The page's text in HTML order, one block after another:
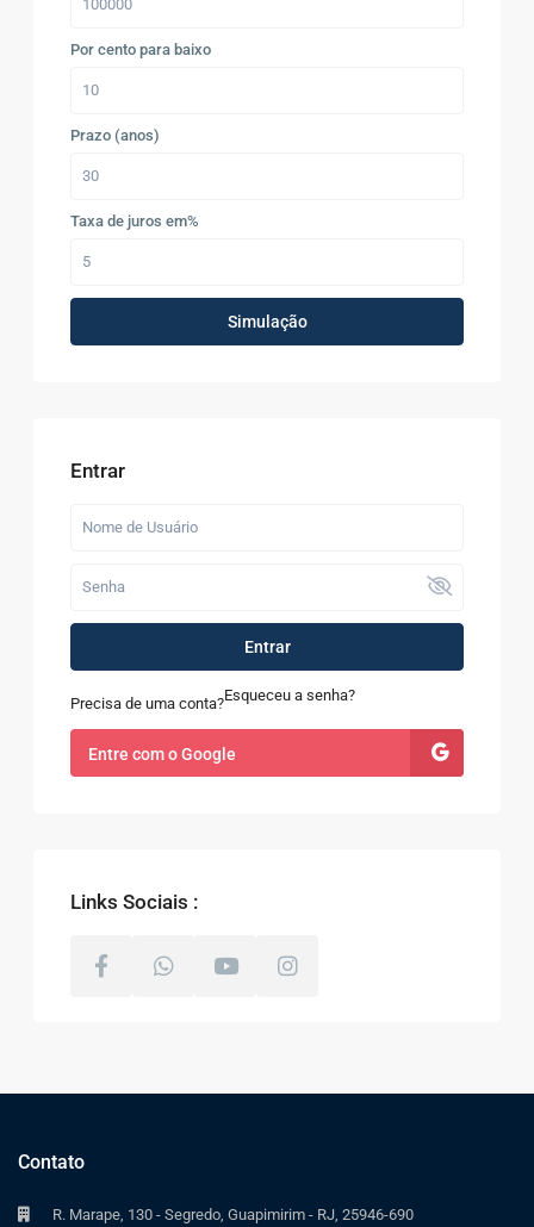
Por cento para baixo
Prazo (anos)
Taxa de juros em%
Simulação
Entrar
Entrar
Precisa de uma conta?Esqueceu a senha?
Entre com o Google
Links Sociais :
Contato
R. Marape, 130 - Segredo, Guapimirim - RJ, 25946-690